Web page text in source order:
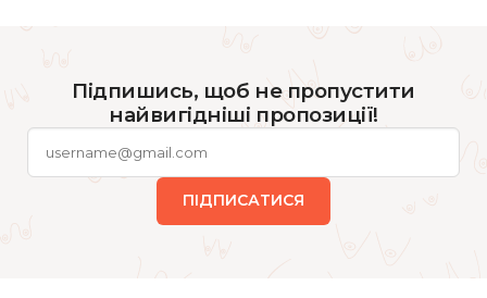
Підпишись, щоб не пропустити
найвигідніші пропозиції!
ПІДПИСАТИСЯ